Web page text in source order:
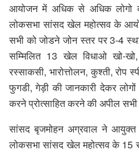
आयोजन में अधिक से अधिक लोगो
लोकसभा सांसद खेल महोत्सव के
सभी को जोडने जोन स्तर पर 3-4
सम्मिलित 13 खेल विधाओ खो-
रस्साकसी, भारोत्तोलन, कुश्ती, रोप
फुगडी, गेड़ी की जानकारी देकर
करने प्रोत्साहित करने की अपील सभी
सांसद बृजमोहन अग्रवाल ने आयुक्त
लोकसभा सांसद खेल महोत्सव के 15